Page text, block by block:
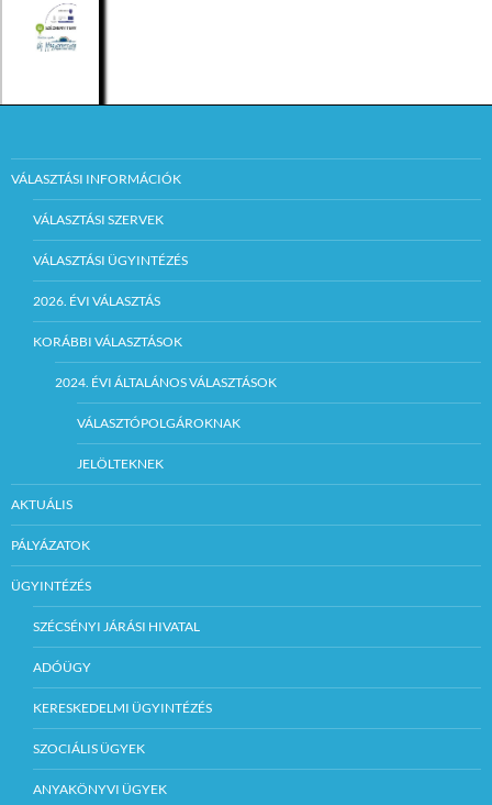
VÁLASZTÁSI INFORMÁCIÓK
VÁLASZTÁSI SZERVEK
VÁLASZTÁSI ÜGYINTÉZÉS
2026. ÉVI VÁLASZTÁS
KORÁBBI VÁLASZTÁSOK
2024. ÉVI ÁLTALÁNOS VÁLASZTÁSOK
VÁLASZTÓPOLGÁROKNAK
JELÖLTEKNEK
AKTUÁLIS
PÁLYÁZATOK
ÜGYINTÉZÉS
SZÉCSÉNYI JÁRÁSI HIVATAL
ADÓÜGY
KERESKEDELMI ÜGYINTÉZÉS
SZOCIÁLIS ÜGYEK
ANYAKÖNYVI ÜGYEK